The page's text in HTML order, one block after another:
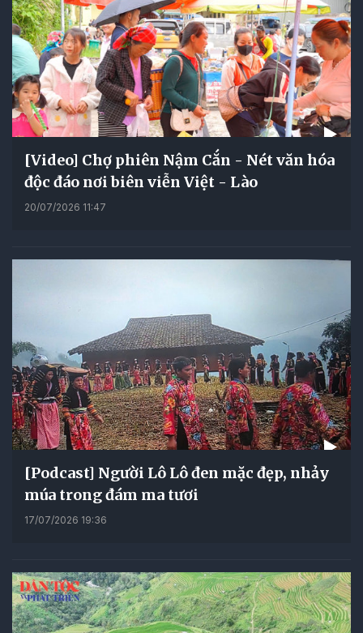
[Video] Chợ phiên Nậm Cắn - Nét văn hóa
độc đáo nơi biên viễn Việt - Lào
20/07/2026 11:47
[Podcast] Người Lô Lô đen mặc đẹp, nhảy
múa trong đám ma tươi
17/07/2026 19:36